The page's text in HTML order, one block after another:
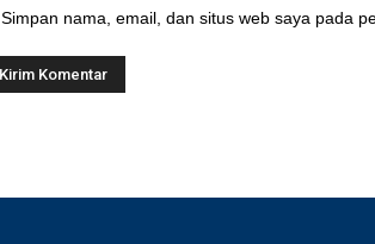
Simpan nama, email, dan situs web saya pada